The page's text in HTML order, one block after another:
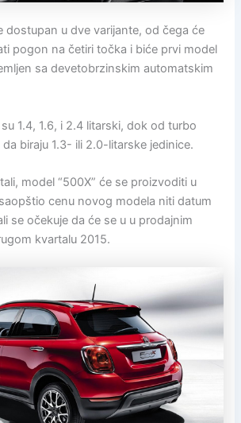
dostupan u dve varijante, od čega će
pogon na četiri točka i biće prvi model
sa devetobrzinskim automatskim
1.4, 1.6, i 2.4 litarski, dok od turbo
biraju 1.3- ili 2.0-litarske jedinice.
model “500X” će se proizvoditi u
cenu novog modela niti datum
se očekuje da će se u u prodajnim
kvartalu 2015.